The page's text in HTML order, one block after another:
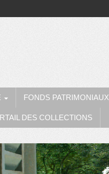
FONDS PATRIMONIAUX
DES COLLECTIONS